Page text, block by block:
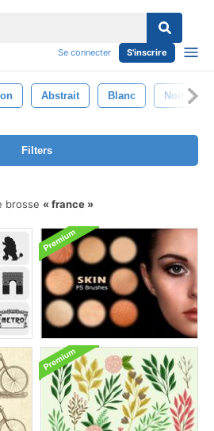
Se connecter S'inscrire
Abstrait Blanc Noir
Filters
brosse
france